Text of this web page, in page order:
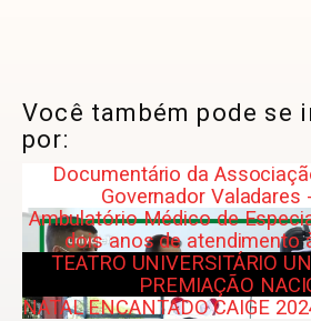
Você também pode se
por:
Documentário da
Governador Valadares
Ambulatório Médico de
dois anos de atendimento
TEATRO UNIVERSITÁRIO
PREMIAÇÃO
NATAL ENCANTADO CAIGE